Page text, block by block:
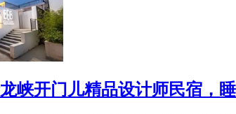
峡开门儿精品设计师民宿，